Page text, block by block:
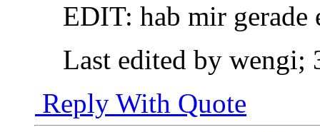
EDIT: hab mir gerade
Last edited by wengi;
Reply With Quote